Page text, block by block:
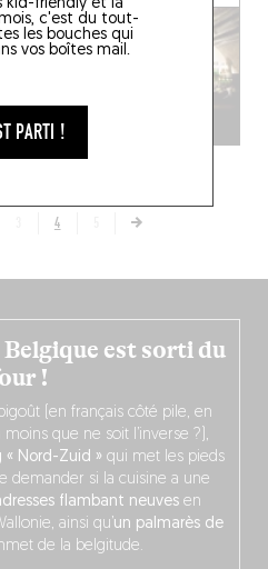
kid-friendly et la
c'est du tout-
les bouches qui
vos boîtes mail.
PARTI !
4
est sorti du
!
(en français côté pile, en
que ne soit l’inverse ?),
Nord-Zuid » qui met les pieds
demander si la cuisine a une
flambant neuvesen
ainsi qu’ un palmarès de
de la belgitude.